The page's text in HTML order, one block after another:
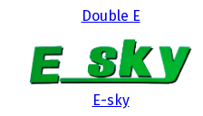
Double E
E-sky